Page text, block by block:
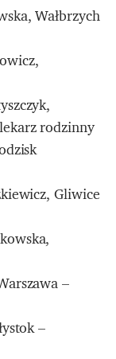
Wałbrzych
rodzinny
Gliwice
–
–